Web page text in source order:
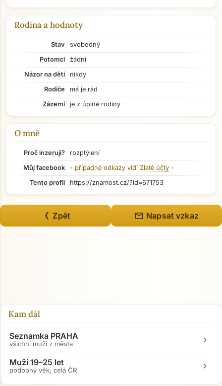
Rodina a hodnoty
Stav
svobodný
Potomci
žádní
Názor na děti
nikdy
Rodiče
má je rád
Zázemí
je z úplné rodiny
O mně
Proč inzeruji?
rozptýlení
Můj facebook
- případné odkazy vidí Zlaté účty -
Tento profil
https://znamost.cz/?id=671753
《 Zpět mail Napsat vzkaz
Kam dál
Seznamka PRAHA
všichni muži z města chevron_right
Muži 19–25 let
podobný věk, celá ČR chevron_right